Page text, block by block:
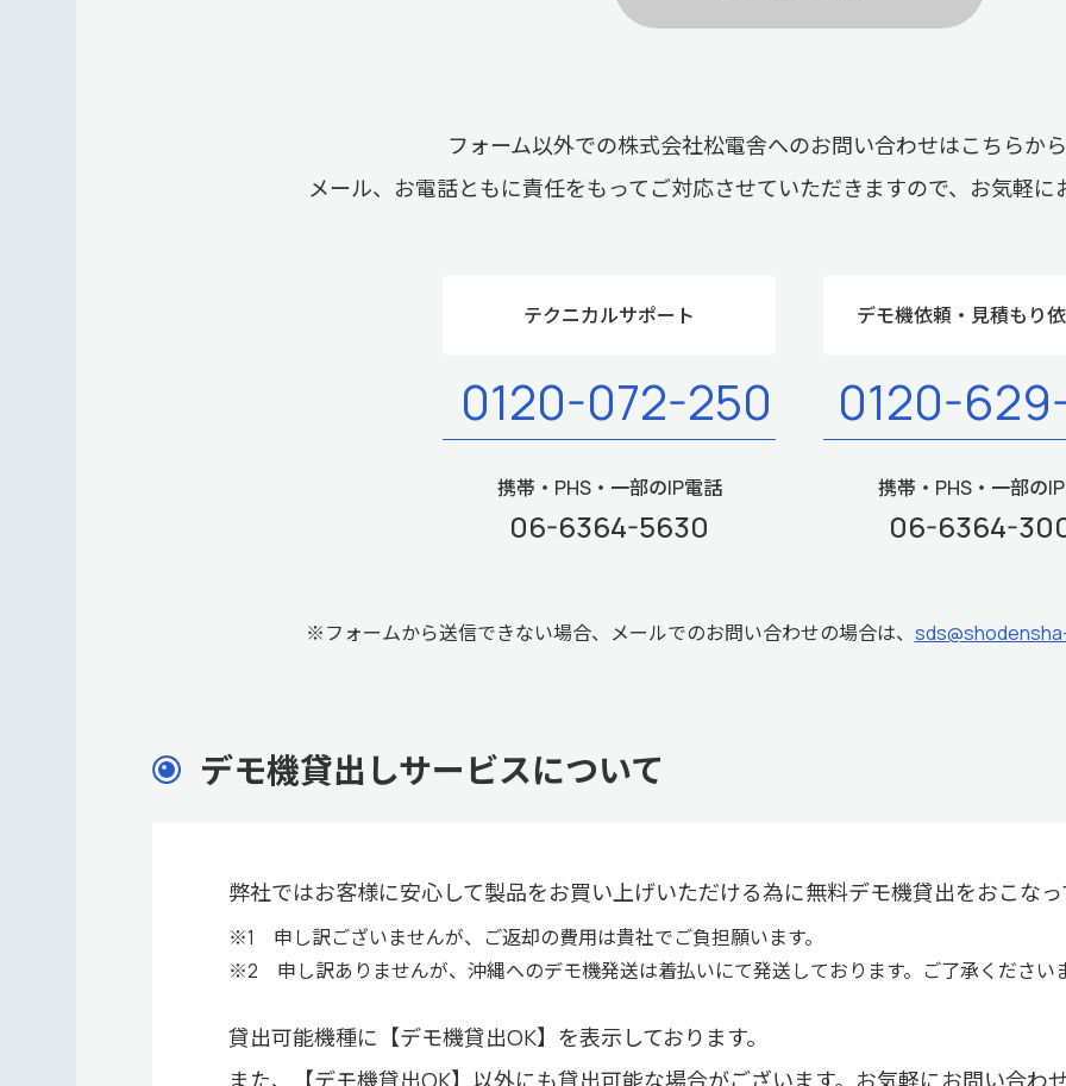
フォーム以外での株式会社松電舎へのお問い合わせはこちらか
メール、お電話ともに責任をもってご対応させていただきますので、お気軽
テクニカルサポート
0120-072-250
携帯・PHS・一部のIP電話
06-6364-5630
デモ機依頼・見積もり
0120-
携帯・PHS・一部の
06-6364-
※フォームから送信できない場合、メールでのお問い合わせの場合は、
デモ機貸出しサービスについて
弊社ではお客様に安心して製品をお買い上げいただける為に無料デモ機貸出をおこな
※1 申し訳ございませんが、ご返却の費用は貴社でご負担願います。
※2 申し訳ありませんが、沖縄へのデモ機発送は着払いにて発送しております。ご了承ください
貸出可能機種に【デモ機貸出OK】を表示しております。
また、【デモ機貸出OK】以外にも貸出可能な場合がございます。お気軽にお問い合わ